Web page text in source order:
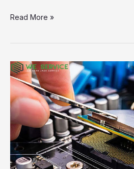
Read More »
Jasa
Service
Komputer
Terdekat
dari
Lokasi
Anda